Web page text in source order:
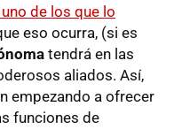
de los que lo
eso ocurra, (si es
tendrá en las
aliados. Así,
empezando a ofrecer
funciones de